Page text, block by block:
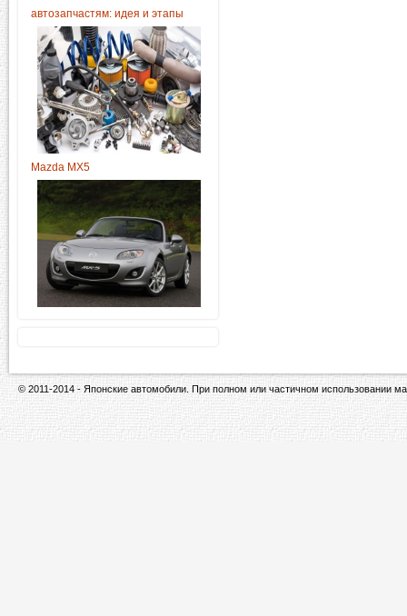
автозапчастям: идея и этапы
Mazda MX5
© 2011-2014 - Японские автомобили. При полном или частичном использовании